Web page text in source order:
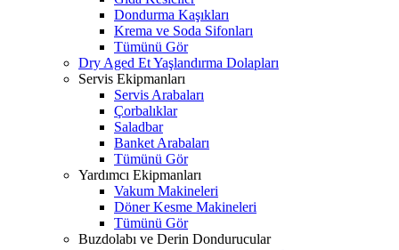
Dondurma Kaşıkları
Krema ve Soda Sifonları
Tümünü Gör
Dry Aged Et Yaşlandırma Dolapları
Servis Ekipmanları
Servis Arabaları
Çorbalıklar
Saladbar
Banket Arabaları
Tümünü Gör
Yardımcı Ekipmanları
Vakum Makineleri
Döner Kesme Makineleri
Tümünü Gör
Buzdolabı ve Derin Dondurucular